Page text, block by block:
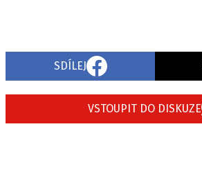
SDÍLEJ
VSTOUPIT DO DISKUZE